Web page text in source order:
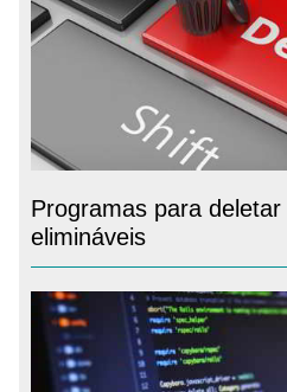
Programas para
elimináveis